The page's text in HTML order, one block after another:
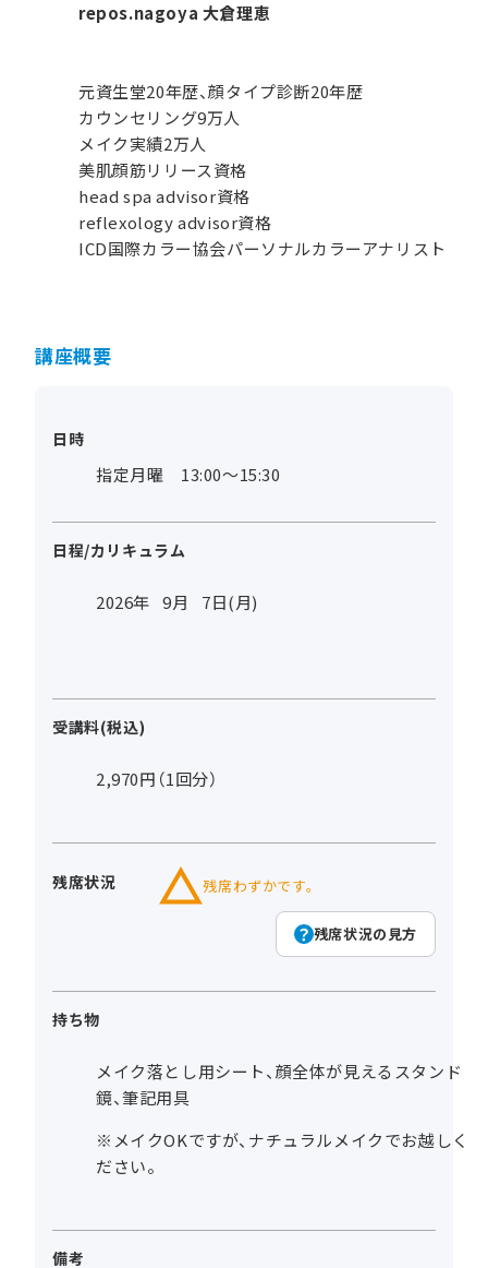
repos.nagoya 大倉理恵
元資生堂20年歴、顔タイプ診断20年歴
カウンセリング9万人
メイク実績2万人
美肌顔筋リリース資格
head spa advisor資格
reflexology advisor資格
ICD国際カラー協会パーソナルカラーアナリスト
講座概要
日時
指定月曜 13:00～15:30
日程/カリキュラム
2026年 9月 7日(月)
受講料(税込)
2,970円（1回分）
残席状況 残席わずかです。
残席状況の見方
持ち物
メイク落とし用シート、顔全体が見えるスタンド
鏡、筆記用具
※メイクOKですが、ナチュラルメイクでお越しく
ださい。
備考